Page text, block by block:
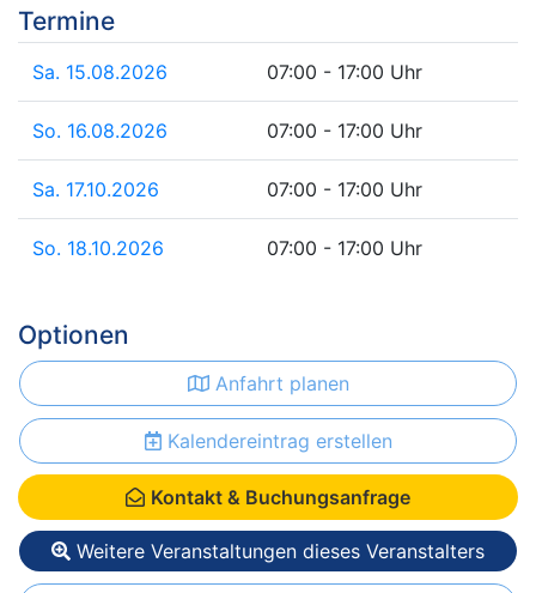
Termine
Sa. 15.08.2026 07:00 - 17:00 Uhr
So. 16.08.2026 07:00 - 17:00 Uhr
Sa. 17.10.2026 07:00 - 17:00 Uhr
So. 18.10.2026 07:00 - 17:00 Uhr
Optionen
Anfahrt planen
Kalendereintrag erstellen
Kontakt & Buchungsanfrage
Weitere Veranstaltungen dieses Veranstalters